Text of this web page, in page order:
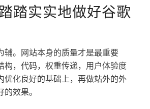
踏实实地做好谷歌
辅。网站本身的质量才是最重要
构，代码，权重传递，用户体验度
优化良好的基础上，再做站外的外
效果。